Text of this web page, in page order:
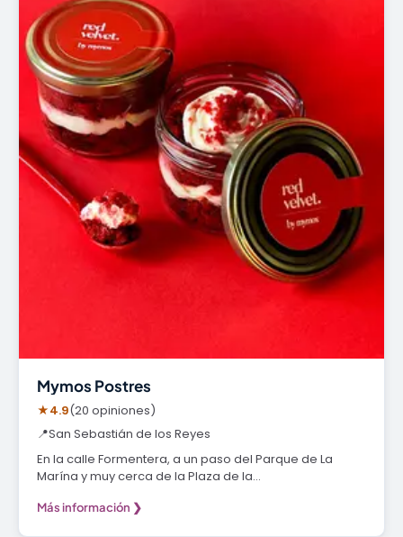
Mymos Postres
★4.9(20 opiniones)
📍San Sebastián de los Reyes
En la calle Formentera, a un paso del Parque de La
Marína y muy cerca de la Plaza de la…
Más información ❯